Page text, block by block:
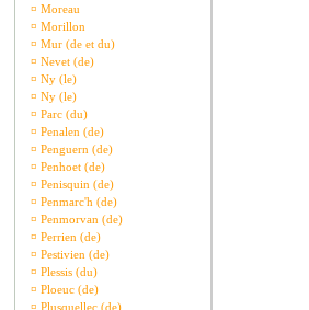
¤ Moreau
¤ Morillon
¤ Mur (de et du)
¤ Nevet (de)
¤ Ny (le)
¤ Ny (le)
¤ Parc (du)
¤ Penalen (de)
¤ Penguern (de)
¤ Penhoet (de)
¤ Penisquin (de)
¤ Penmarc'h (de)
¤ Penmorvan (de)
¤ Perrien (de)
¤ Pestivien (de)
¤ Plessis (du)
¤ Ploeuc (de)
¤ Plusquellec (de)